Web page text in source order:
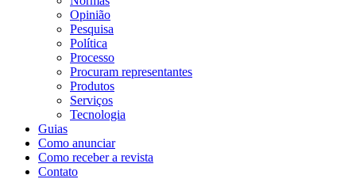
Opinião
Pesquisa
Política
Processo
Procuram representantes
Produtos
Serviços
Tecnologia
Guias
Como anunciar
Como receber a revista
Contato